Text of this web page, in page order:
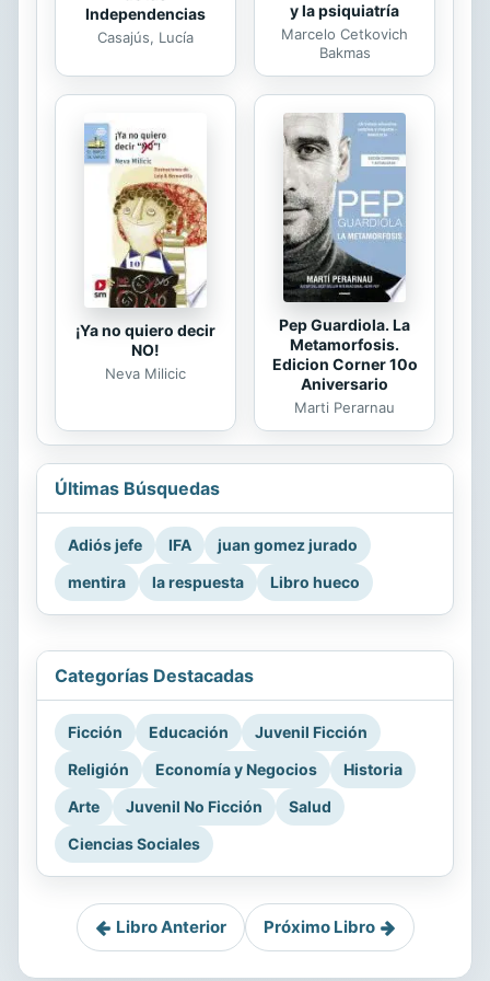
Independencias
Casajús, Lucía
y la psiquiatría
Marcelo Cetkovich
Bakmas
¡Ya no quiero decir
NO!
Neva Milicic
Pep Guardiola. La
Metamorfosis.
Edicion Corner 10o
Aniversario
Marti Perarnau
Últimas Búsquedas
Adiós jefe IFA
juan gomez jurado
mentira
la respuesta Libro hueco
Categorías Destacadas
Ficción Educación
Juvenil Ficción
Religión
Economía y Negocios
Historia
Arte
Juvenil No Ficción
Salud
Ciencias Sociales
Libro Anterior Próximo Libro